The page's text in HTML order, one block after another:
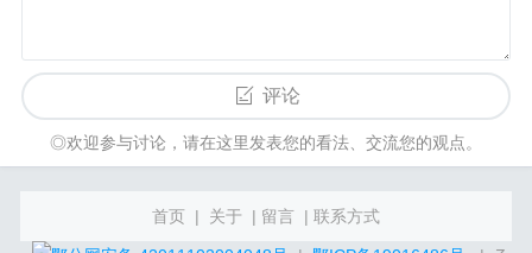
评论
◎欢迎参与讨论，请在这里发表您的看法、交流您的观点。
首页 | 关于 | 留言 | 联系方式